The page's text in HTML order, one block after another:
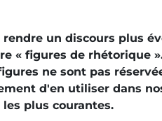
rendre un discours plus
« figures de rhétorique
ne sont pas
d'en utiliser dans
les plus courantes.